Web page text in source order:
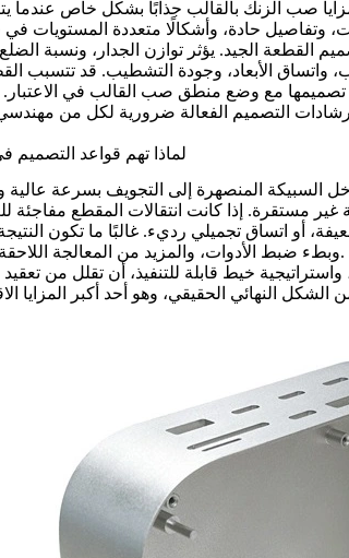
صب الزنك بالقالب جذابًا بشكل خاص عندما
الجيد. يؤثر توازن الجدار، ونسبة
واتساق الأبعاد، وجودة التشطيب. قد تتسبب
لماذا تهم قواعد
السبيكة المنصهرة إلى التجويف بسرعة عالية
مستقرة. إذا كانت انتقالات المقطع مفاجئة
اتساق تجميلي رديء. غالبًا ما تكون النتيجة
وبطء ضبط الأدوات، والمزيد من المعالجة اللاحقة، أو تكرارية أبعاد أقل.
خيط قابلة للتنفيذ، أن تقلل من